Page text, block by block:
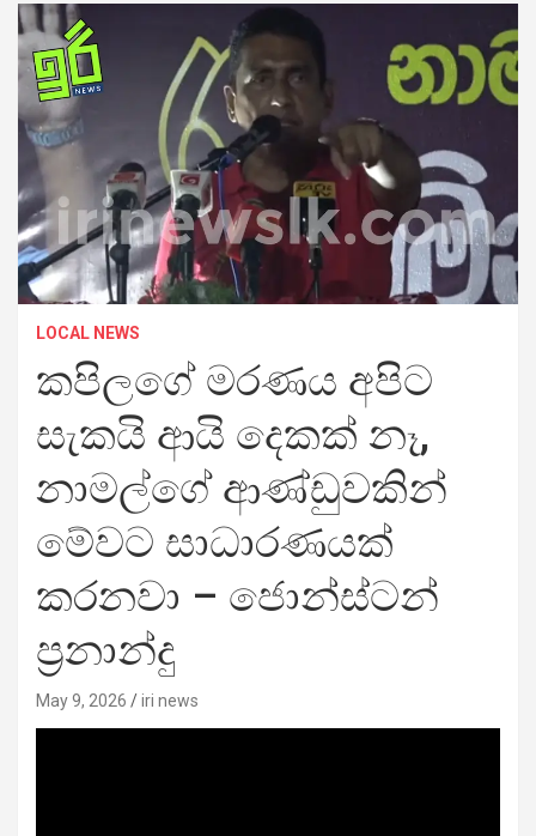
LOCAL NEWS
කපිලගේ මරණය අපිට
සැකයි ආයි දෙකක් නෑ,
නාමල්ගේ ආණ්ඩුවකින්
මේවට සාධාරණයක්
කරනවා – ජොන්ස්ටන්
ප්‍රනාන්දු
May 9, 2026 iri news